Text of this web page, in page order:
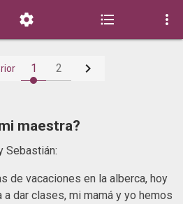
  
1 2 
maestra?
Sebastián:
de vacaciones en la alberca, hoy
dar clases, mi mamá y yo hemos